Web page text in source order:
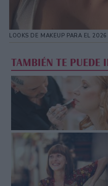
LOOKS DE MAKEUP PARA EL
TAMBIÉN TE PUEDE